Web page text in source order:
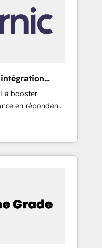
work.
in CRM
data
execution.
HubSpot Partner
convert
evangelists 🧡
for an Ops
à booster
en répondant
etc.) •
à un outil et
certifiés
avec un